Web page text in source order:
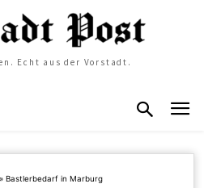
Echt aus der Vorstadt.
»Bastlerbedarf in Marburg